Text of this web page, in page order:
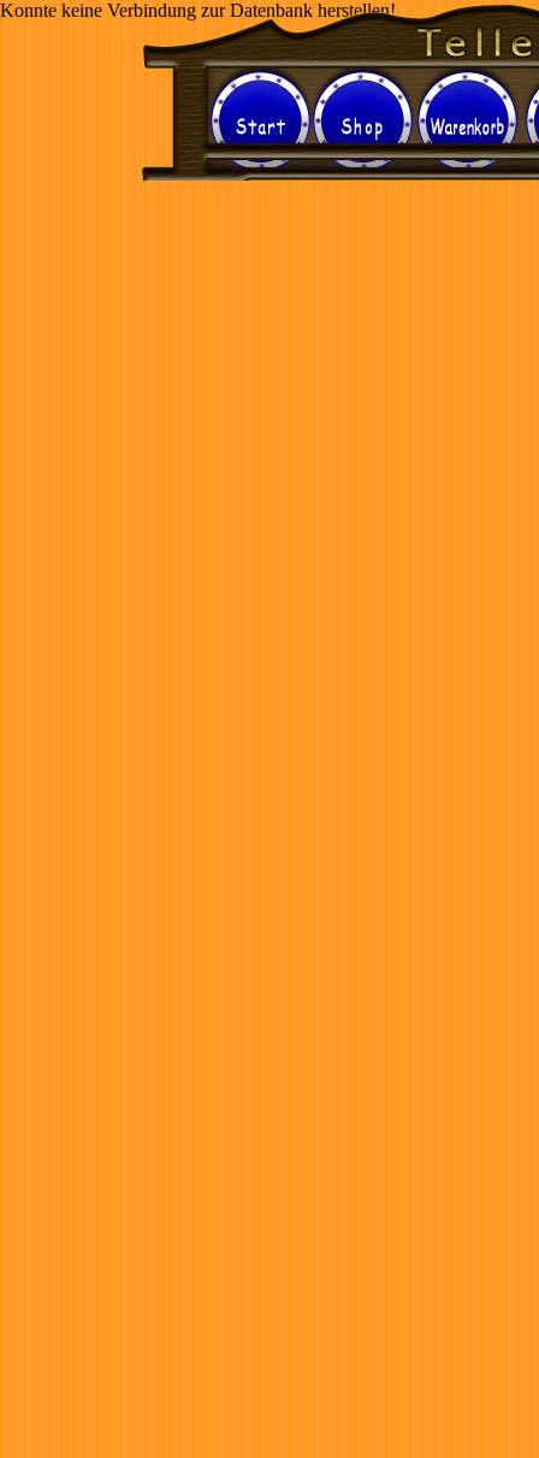
Konnte keine Verbindung zur Datenbank herstellen!